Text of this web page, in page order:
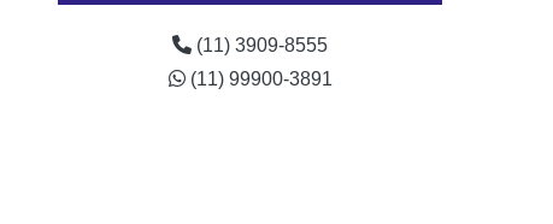
(11) 3909-8555
(11) 99900-3891